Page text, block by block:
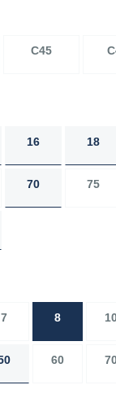
C45
16 18
70 75
7 8
60